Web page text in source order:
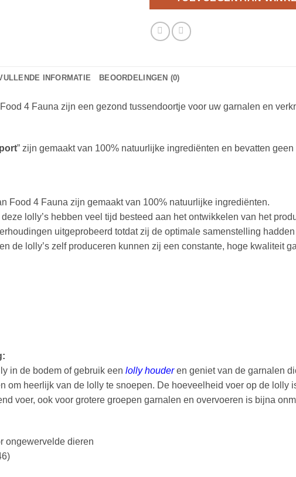
INFORMATIE BEOORDELINGEN (0)
4 Fauna zijn een gezond tussendoortje voor uw garnalen en
” zijn gemaakt van 100% natuurlijke ingrediënten en bevatten geen
Food 4 Fauna zijn gemaakt van 100% natuurlijke ingrediënten.
lolly’s hebben veel tijd besteed aan het ontwikkelen van het
uitgeprobeerd totdat zij de optimale samenstelling
de lolly’s zelf produceren kunnen zij een constante, hoge kwaliteit
in de bodem of gebruik een lolly houderen geniet van de garnalen
om heerlijk van de lolly te snoepen. De hoeveelheid voer op de lolly
voer, ook voor grotere groepen garnalen en overvoeren is bijna
ongewervelde dieren